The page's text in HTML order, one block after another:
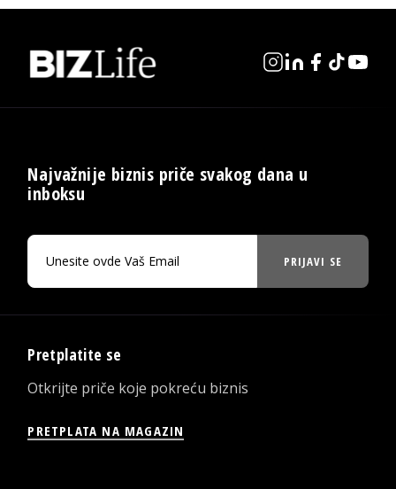
Najvažnije biznis priče svakog dana u
inboksu
PRIJAVI SE
Pretplatite se
Otkrijte priče koje pokreću biznis
PRETPLATA NA MAGAZIN